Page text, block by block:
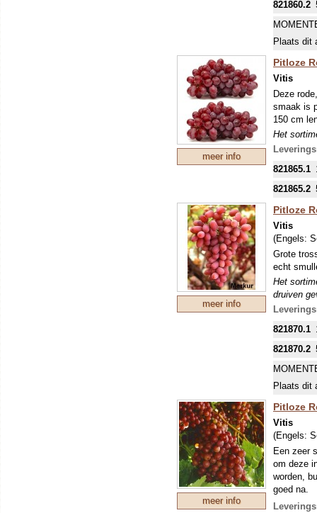
DE
821860.2
Plaats dit
meer info
Pitloze
Vitis
Deze
smaak is
150 cm
Het
druiven
vormen.
tegen
821865.1
821865.2
meer info
Pitloze
Vitis
(Engels:
Grote
echt
Het
druiven
goed.
tegen
DE
821870.1
821870.2
Plaats dit
meer info
Pitloze
Vitis
(Engels:
Een zeer
om deze
worden,
goed na.
Het